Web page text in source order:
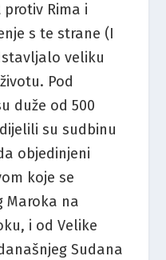
Rima i
s te strane (I
veliku
Pod
duže od 500
su sudbinu
objedinjeni
koje se
Maroka na
i od Velike
Sudana